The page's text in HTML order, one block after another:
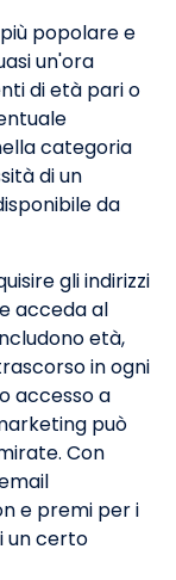
popolare e
un'ora
di età pari o
categoria
di un
da
gli indirizzi
acceda al
età,
in ogni
accesso a
può
Con
e premi per i
un certo